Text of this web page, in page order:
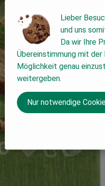
Lieber
und uns
Da wir Ihre
Übereinstimmung mit
Möglichkeit genau
weitergeben.
Nur notwendige